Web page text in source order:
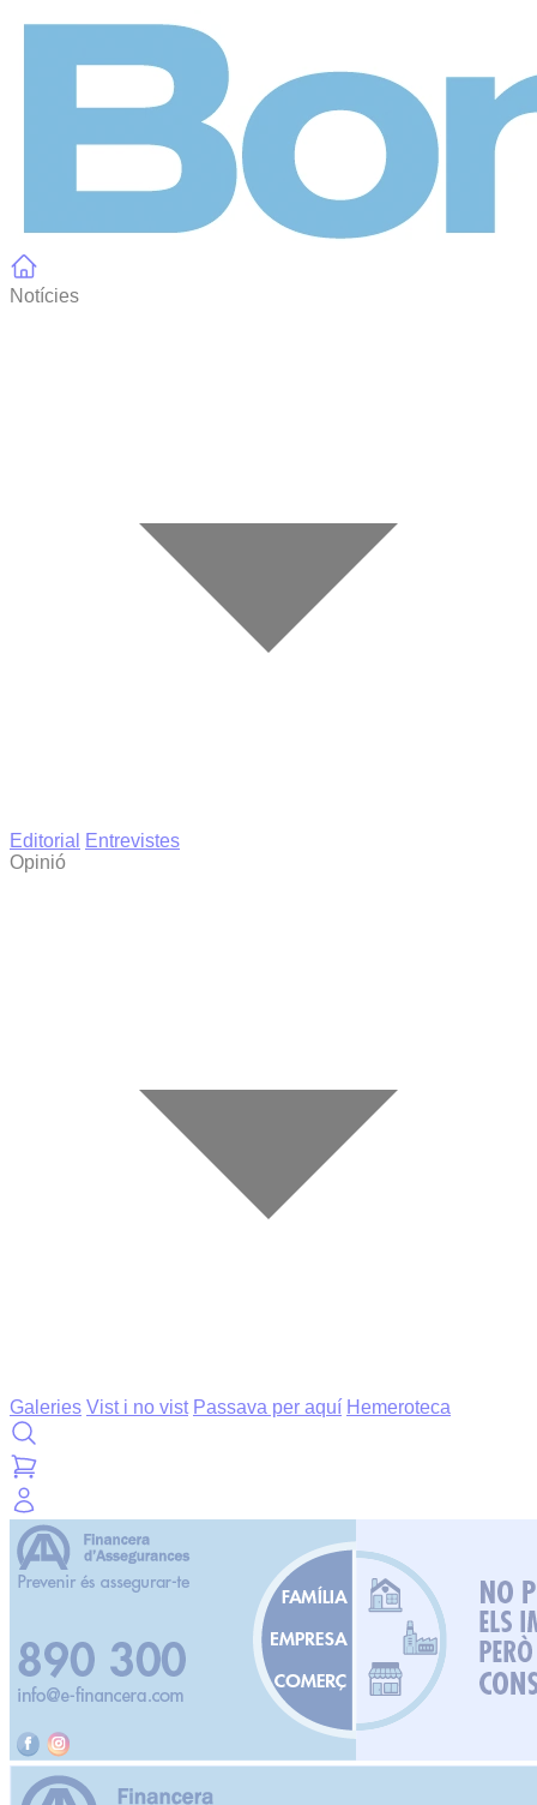
Notícies
Editorial
Entrevistes
Opinió
Galeries Vist i no vist Passava per aquí Hemeroteca